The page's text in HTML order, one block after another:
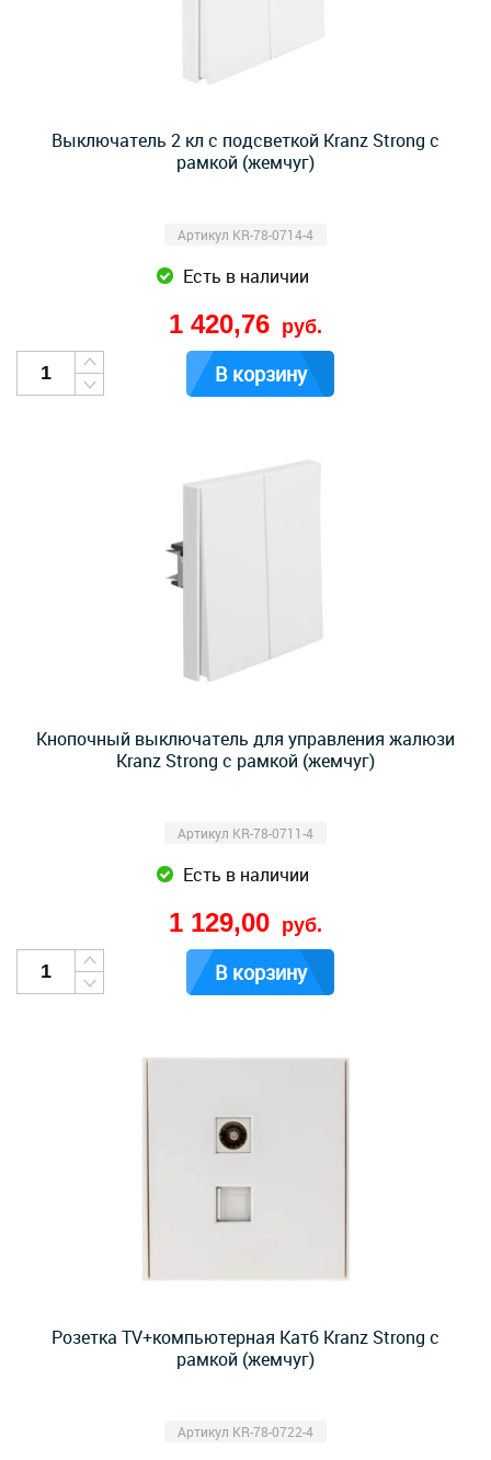
Выключатель 2 кл с подсветкой Kranz Strong c
рамкой (жемчуг)
Артикул KR-78-0714-4
Есть в наличии
1 420,76 руб.
В корзину
Кнопочный выключатель для управления жалюзи
Kranz Strong с рамкой (жемчуг)
Артикул KR-78-0711-4
Есть в наличии
1 129,00 руб.
В корзину
Розетка TV+компьютерная Кат6 Kranz Strong с
рамкой (жемчуг)
Артикул KR-78-0722-4